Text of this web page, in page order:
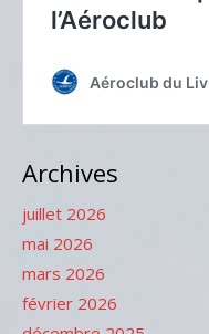
Archives
juillet 2026
mai 2026
mars 2026
février 2026